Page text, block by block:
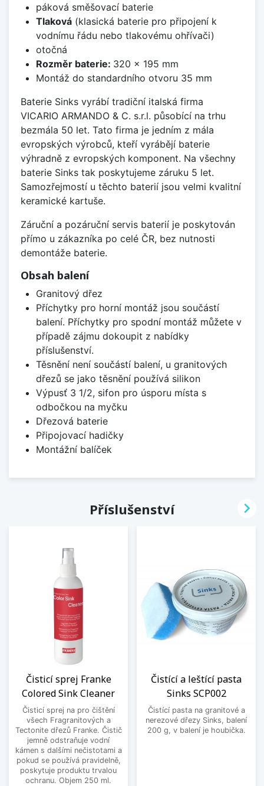
páková směšovací baterie
Tlaková(klasická baterie pro připojení k
vodnímu řádu nebo tlakovému ohřívači)
otočná
Rozměr baterie: 320 x 195 mm
Montáž do standardního otvoru 35 mm
Baterie Sinks vyrábí tradiční italská firma
VICARIO ARMANDO & C. s.r.l. působící na trhu
bezmála 50 let. Tato firma je jedním z mála
evropských výrobců, kteří vyrábějí baterie
výhradně z evropských komponent. Na všechny
baterie Sinks tak poskytujeme záruku 5 let.
Samozřejmostí u těchto baterií jsou velmi kvalitní
keramické kartuše.
Záruční a pozáruční servis baterií je poskytován
přímo u zákazníka po celé ČR, bez nutnosti
demontáže baterie.
Obsah balení
Granitový dřez
Příchytky pro horní montáž jsou součástí
balení. Příchytky pro spodní montáž můžete v
případě zájmu dokoupit z nabídky
příslušenství.
Těsnění není součástí balení, u granitových
dřezů se jako těsnění používá silikon
Výpusť 3 1/2, sifon pro úsporu místa s
odbočkou na myčku
Dřezová baterie
Připojovací hadičky
Montážní balíček
Příslušenství
Čisticí sprej Franke
Colored Sink Cleaner
Čisticí sprej na pro čištění
všech Fragranitových a
Tectonite dřezů Franke. Čistič
jemně odstraňuje vodní
kámen s dalšími nečistotami a
pokud se používá pravidelně,
poskytuje produktu trvalou
ochranu. Objem 250 ml.
Čistící a leštící pasta
Sinks SCP002
Čistící pasta na granitové a
nerezové dřezy Sinks, balení
200 g, v balení je houbička.
